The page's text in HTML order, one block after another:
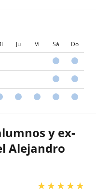
Ju Vi Sá Do
y ex-
Alejandro
★★★★★